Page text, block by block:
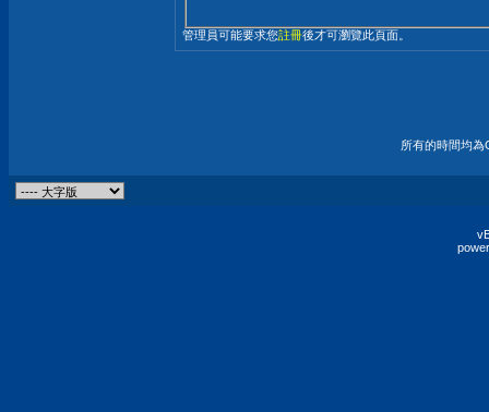
管理員可能要求您註冊後才可瀏覽此頁面。
所有的時間均為